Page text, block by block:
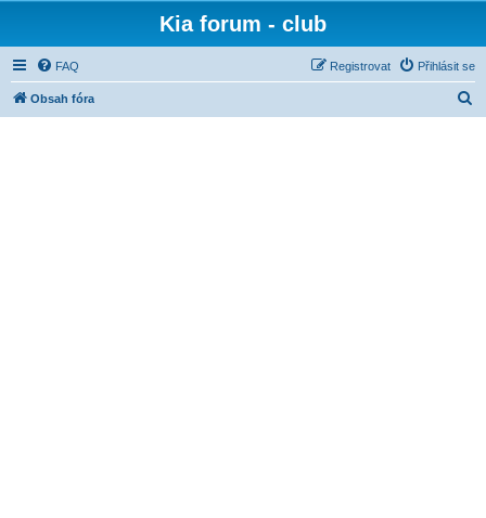
Kia forum - club
FAQ Přihlásit se
Registrovat
Obsah fóra